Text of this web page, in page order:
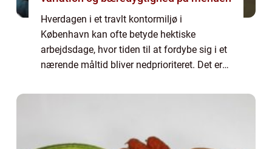
Hverdagen i et travlt kontormiljø i
København kan ofte betyde hektiske
arbejdsdage, hvor tiden til at fordybe sig i et
nærende måltid bliver nedprioriteret. Det er
ikke kun som en pause fra arbejdet, men